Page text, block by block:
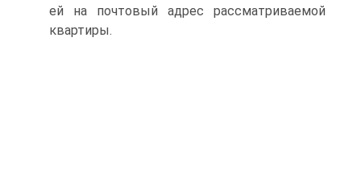
ей на почтовый адрес рассматриваемой
квартиры.